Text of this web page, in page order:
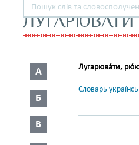
ЛУГАРЮВАТИ
А
Б
В
Лугарюва́ти,
Словарь